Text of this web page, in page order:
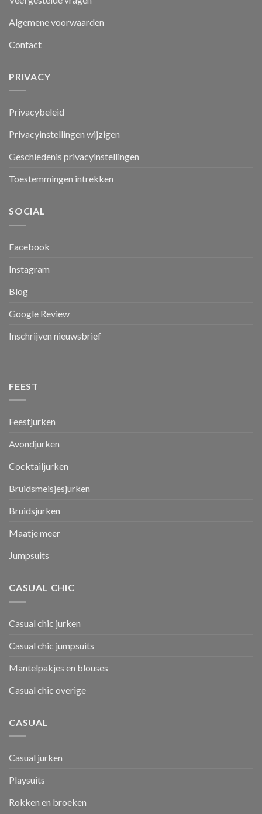
Algemene voorwaarden
Contact
PRIVACY
Privacybeleid
Privacyinstellingen wijzigen
Geschiedenis privacyinstellingen
Toestemmingen intrekken
SOCIAL
Facebook
Instagram
Blog
Google Review
Inschrijven nieuwsbrief
FEEST
Feestjurken
Avondjurken
Cocktailjurken
Bruidsmeisjesjurken
Bruidsjurken
Maatje meer
Jumpsuits
CASUAL CHIC
Casual chic jurken
Casual chic jumpsuits
Mantelpakjes en blouses
Casual chic overige
CASUAL
Casual jurken
Playsuits
Rokken en broeken